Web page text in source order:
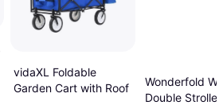
vidaXL Foldable
Garden Cart with Roof
Wonderfold
Double